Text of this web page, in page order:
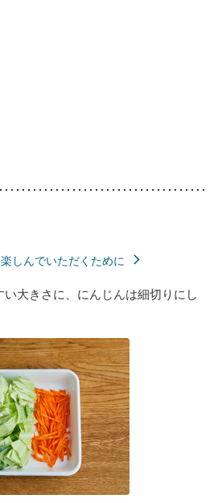
しんでいただくために
大きさに、にんじんは細切りにし